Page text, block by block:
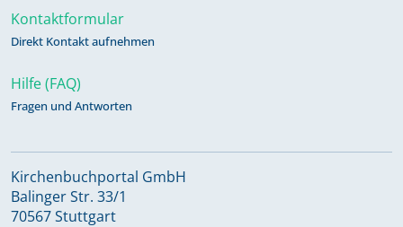
Kontaktformular
Direkt Kontakt aufnehmen
Hilfe (FAQ)
Fragen und Antworten
Kirchenbuchportal GmbH
Balinger Str. 33/1
70567 Stuttgart